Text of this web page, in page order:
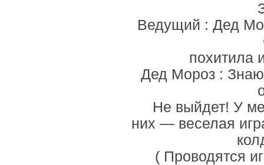
Ведущий : Дед
похитила
Дед Мороз : Знаю
Не выйдет! У
них — веселая
( Проводятся